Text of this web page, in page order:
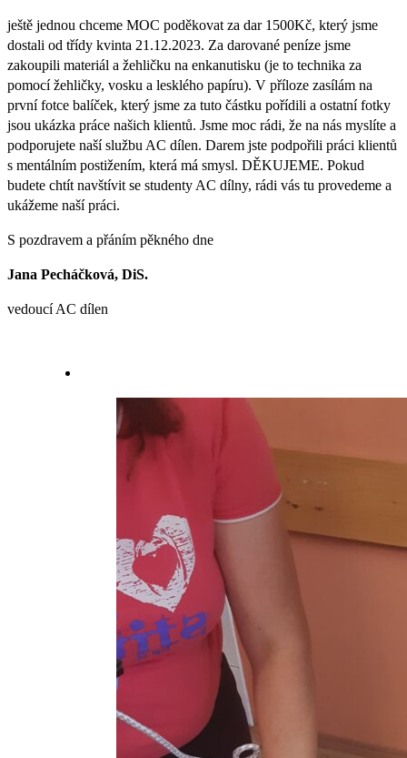
ještě jednou chceme MOC poděkovat za dar 1500Kč, který jsme
dostali od třídy kvinta 21.12.2023. Za darované peníze jsme
zakoupili materiál a žehličku na enkanutisku (je to technika za
pomocí žehličky, vosku a lesklého papíru). V příloze zasílám na
první fotce balíček, který jsme za tuto částku pořídili a ostatní fotky
jsou ukázka práce našich klientů. Jsme moc rádi, že na nás myslíte a
podporujete naší službu AC dílen. Darem jste podpořili práci klientů
s mentálním postižením, která má smysl. DĚKUJEME. Pokud
budete chtít navštívit se studenty AC dílny, rádi vás tu provedeme a
ukážeme naší práci.
S pozdravem a přáním pěkného dne
Jana Pecháčková, DiS.
vedoucí AC dílen